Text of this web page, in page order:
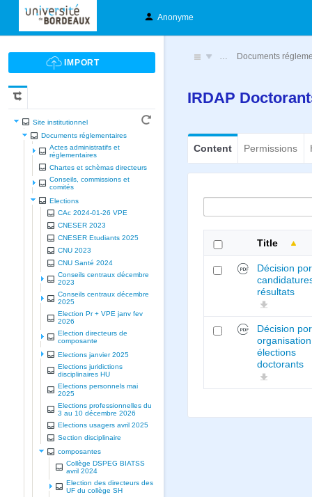
Anonyme
Site institutionnel
Documents réglementaires
Actes administratifs et
réglementaires
Chartes et schèmas directeurs
Conseils, commissions et
comités
Elections
CAc 2024-01-26 VPE
CNESER 2023
CNESER Etudiants 2025
CNU 2023
CNU Santé 2024
Conseils centraux décembre
2023
Conseils centraux décembre
2025
Election Pr + VPE janv fev
2026
Election directeurs de
composante
Elections janvier 2025
Elections juridictions
disciplinaires HU
Elections personnels mai
2025
Elections professionnelles du
3 au 10 décembre 2026
Elections usagers avril 2025
Section disciplinaire
composantes
Collège DSPEG BIATSS
avril 2024
Election des directeurs des
UF du collège SH
… Documents
IRDAP
Content Permissions
Title
Décision
résultats
Décision
organisation
élections
doctorants